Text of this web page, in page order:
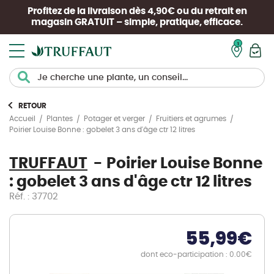
Profitez de la livraison dès 4,90€ ou du retrait en
magasin GRATUIT – simple, pratique, efficace.
RETOUR
Accueil
Plantes Potager et verger
Fruitiers et agrumes
Poirier Louise Bonne : gobelet 3 ans d'âge ctr 12 litres
TRUFFAUT
Poirier Louise Bonne
: gobelet 3 ans d'âge ctr 12 litres
Réf. : 37702
55,99€
dont eco-participation : 0.00€